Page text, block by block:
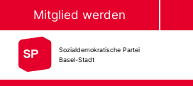
Mitglied werden
Sozialdemokratische Partei
Basel-Stadt